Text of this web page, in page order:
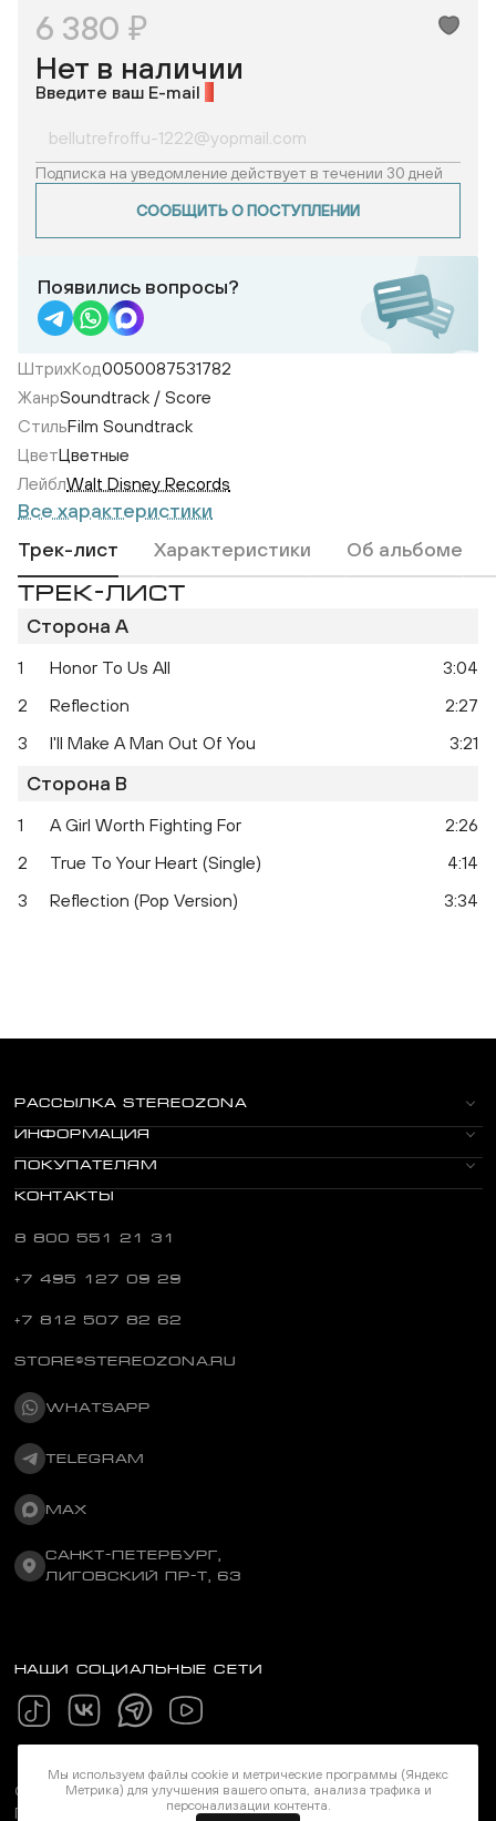
Matthew Wilder, David Zippel – Songs
Matthew
6 380 ₽
Нет в наличии
Введите ваш E-mail
Подписка на уведомление действует в течении 30 дней
СООБЩИТЬ О ПОСТУПЛЕНИИ
Появились вопросы?
ШтрихКод0050087531782
ЖанрSoundtrack / Score
СтильFilm Soundtrack
ЦветЦветные
ЛейблWalt Disney Records
Все характеристики
Трек-лист
Характеристики Об альбоме
ТРЕК-ЛИСТ
Сторона A
1 Honor To Us All
3:04
2
Reflection
2:27
3
I'll Make A Man Out Of You 3:21
Сторона B
1 A Girl Worth Fighting For
2:26
2
True To Your Heart (Single)
4:14
3
Reflection (Pop Version) 3:34
РАССЫЛКА STEREOZONA
ИНФОРМАЦИЯ
ПОКУПАТЕЛЯМ
КОНТАКТЫ
8 800 551 21 31
+7 495 127 09 29
+7 812 507 82 62
STORE@STEREOZONA.RU
WHATSAPP
TELEGRAM
MAX
САНКТ-ПЕТЕРБУРГ,
ЛИГОВСКИЙ ПР-Т, 63
НАШИ СОЦИАЛЬНЫЕ СЕТИ
©Stereozona 2026. Все права защищены
Политика конфиденциальности
Мы используем файлы cookie и метрические программы (Яндекс
Метрика) для улучшения вашего опыта, анализа трафика и
персонализации контента.